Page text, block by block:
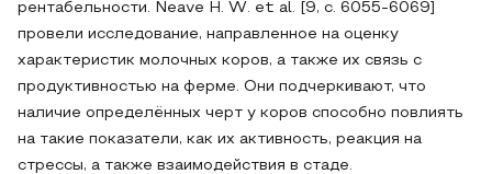
рентабельности. Neave H. W. et al. [9, с. 6055-6069]
провели исследование, направленное на оценку
характеристик молочных коров, а также их связь с
продуктивностью на ферме. Они подчеркивают, что
наличие определённых черт у коров способно повлиять
на такие показатели, как их активность, реакция на
стрессы, а также взаимодействия в стаде.